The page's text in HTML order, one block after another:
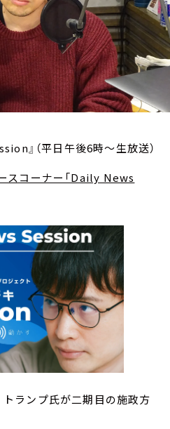
』（平日午後6時～生放送）
スコーナー「Daily News
トランプ氏が二期目の施政方